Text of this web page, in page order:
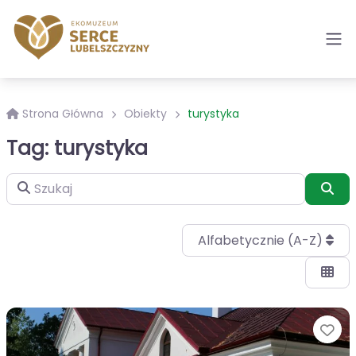
Strona Główna Obiekty turystyka
Tag: turystyka
Szukaj
Alfabetycznie (A-Z)